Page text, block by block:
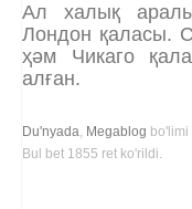
Ал халық
Лондон қаласы.
ҳәм Чикаго
алған.
Du'nyada, Megablog bo'limi
Bul bet 1855 ret ko'rildi.